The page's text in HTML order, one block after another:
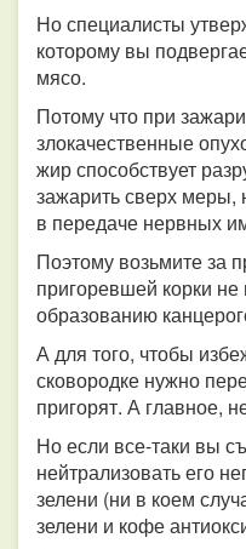
Но специалисты
которому вы
мясо.
Потому что при
злокачественные
жир способствует
зажарить сверх
в передаче нервных
Поэтому возьмите за
пригоревшей корки
образованию
А для того, чтобы
сковородке нужно
пригорят. А главное,
Но если все-таки вы
нейтрализовать его
зелени (ни в коем
зелени и кофе